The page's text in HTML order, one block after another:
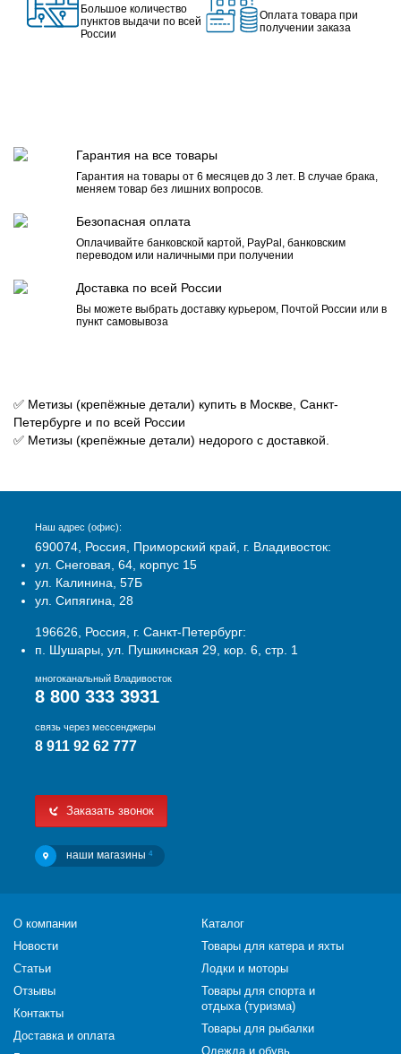
Большое количество
пунктов выдачи по всей
России
Оплата товара при
получении заказа
Гарантия на все товары
Гарантия на товары от 6 месяцев до 3 лет. В случае брака,
меняем товар без лишних вопросов.
Безопасная оплата
Оплачивайте банковской картой, PayPal, банковским
переводом или наличными при получении
Доставка по всей России
Вы можете выбрать доставку курьером, Почтой России или в
пункт самовывоза
✅ Метизы (крепёжные детали) купить в Москве, Санкт-
Петербурге и по всей России
✅ Метизы (крепёжные детали) недорого с доставкой.
Наш адрес (офис):
690074, Россия, Приморский край, г. Владивосток:
ул. Снеговая, 64, корпус 15
ул. Калинина, 57Б
ул. Сипягина, 28
196626, Россия, г. Санкт-Петербург:
п. Шушары, ул. Пушкинская 29, кор. 6, стр. 1
многоканальный Владивосток
8 800 333 3931
связь через мессенджеры
8 911 92 62 777
Заказать звонок
наши магазины 4
О компании
Новости
Статьи
Отзывы
Контакты
Доставка и оплата
Каталог
Товары для катера и яхты
Лодки и моторы
Товары для спорта и
отдыха (туризма)
Товары для рыбалки
Одежда и обувь